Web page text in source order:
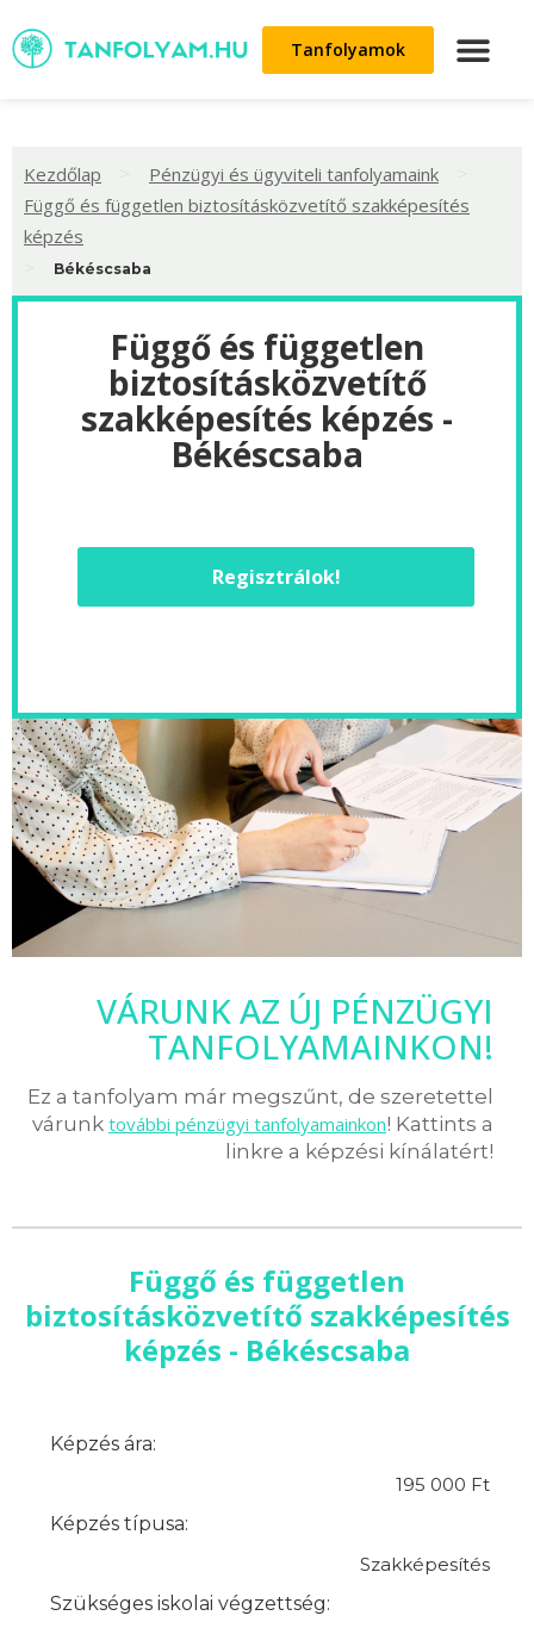
Tanfolyamok
Kezdőlap Pénzügyi és ügyviteli tanfolyamaink
Függő és független biztosításközvetítő szakképesítés
képzés
Békéscsaba
Függő és független
biztosításközvetítő
szakképesítés képzés -
Békéscsaba
Regisztrálok!
VÁRUNK AZ ÚJ PÉNZÜGYI
TANFOLYAMAINKON!
Ez a tanfolyam már megszűnt, de szeretettel
várunk további pénzügyi tanfolyamainkon! Kattints a
linkre a képzési kínálatért!
Függő és független
biztosításközvetítő szakképesítés
képzés - Békéscsaba
Képzés ára:
195 000 Ft
Képzés típusa:
Szakképesítés
Szükséges iskolai végzettség: